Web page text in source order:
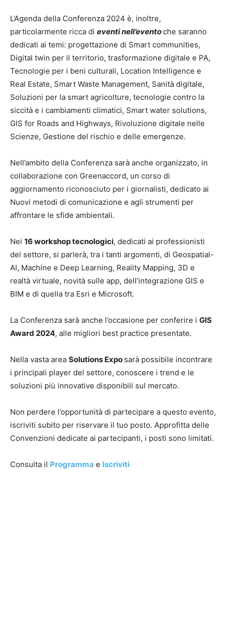
L’Agenda della Conferenza 2024 è, inoltre,
particolarmente ricca di eventi nell’eventoche saranno
dedicati ai temi: progettazione di Smart communities,
Digital twin per il territorio, trasformazione digitale e PA,
Tecnologie per i beni culturali, Location Intelligence e
Real Estate, Smart Waste Management, Sanità digitale,
Soluzioni per la smart agricolture, tecnologie contro la
siccità e i cambiamenti climatici, Smart water solutions,
GIS for Roads and Highways, Rivoluzione digitale nelle
Scienze, Gestione del rischio e delle emergenze.
Nell’ambito della Conferenza sarà anche organizzato, in
collaborazione con Greenaccord, un corso di
aggiornamento riconosciuto per i giornalisti, dedicato ai
Nuovi metodi di comunicazione e agli strumenti per
affrontare le sfide ambientali.
Nei 16 workshop tecnologici, dedicati ai professionisti
del settore, si parlerà, tra i tanti argomenti, di Geospatial-
AI, Machine e Deep Learning, Reality Mapping, 3D e
realtà virtuale, novità sulle app, dell’integrazione GIS e
BIM e di quella tra Esri e Microsoft.
La Conferenza sarà anche l’occasione per conferire i GIS
Award 2024, alle migliori best practice presentate.
Nella vasta area Solutions Expo sarà possibile incontrare
i principali player del settore, conoscere i trend e le
soluzioni più innovative disponibili sul mercato.
Non perdere l’opportunità di partecipare a questo evento,
iscriviti subito per riservare il tuo posto. Approfitta delle
Convenzioni dedicate ai partecipanti, i posti sono limitati.
Consulta il Programma e Iscriviti